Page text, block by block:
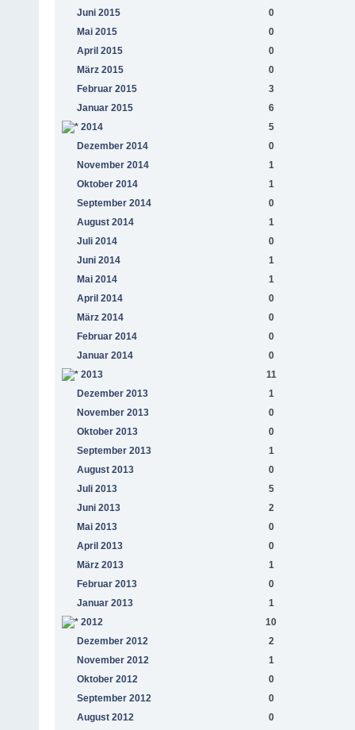
Juni 2015
0
Mai 2015
0
April 2015
0
März 2015
0
Februar 2015
3
Januar 2015
6
2014
5
Dezember 2014
0
November 2014
1
Oktober 2014
1
September 2014
0
August 2014
1
Juli 2014
0
Juni 2014
1
Mai 2014
1
April 2014
0
März 2014
0
Februar 2014
0
Januar 2014
0
2013
11
Dezember 2013
1
November 2013
0
Oktober 2013
0
September 2013
1
August 2013
0
Juli 2013
5
Juni 2013
2
Mai 2013
0
April 2013
0
März 2013
1
Februar 2013
0
Januar 2013
1
2012
10
Dezember 2012
2
November 2012
1
Oktober 2012
0
September 2012
0
August 2012
0